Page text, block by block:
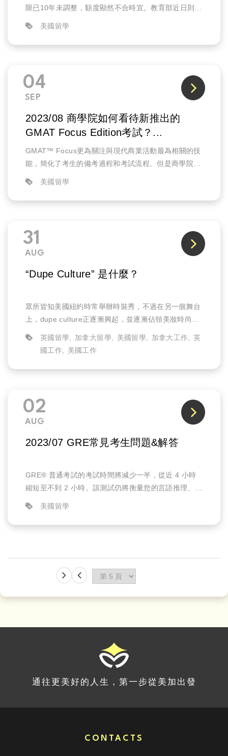
限已10年未調整，額度顯然不合時宜。教育部近日則正
式修正「教育部補助留學生就學貸款辦法」條文放寬貸
美國留學
04
SEP
2023/08 商學院如何看待新推出的
GMAT Focus Edition考試？...
GMAT™ Focus更為關注與現代商業活動最為相關的技
能，簡化了考生的備考過程和考試流程。但是商學院如
何看待新版的考試呢？
美國留學
31
AUG
“Dupe Culture” 是什麼？
眾所皆知美國紐約時常舉辦時裝秀，不過在另一個舞台
上，dupe culture正逐漸興起，並逐漸佔領美妝時尚
界。
「同款品文化」代表著年輕世代在對待歐美服飾品牌、
英國留學 加拿大留學 美國留學 加拿大工作
英
國工作
美國工作
02
AUG
2023/07 GRE常見考生問題&解答
GRE® 普通考試的考試時間將減少一半，從近 4 小時
縮短至不到 2 小時。該測試仍將衡量您的言語推理、定
量推理、批判性思維和分析性寫作技能，但每個部分都
美國留學
通往更美好的人生，第一步從美加出發
CONTACTS